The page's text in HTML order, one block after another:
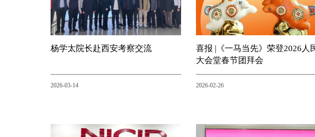
杨学太院长赴西安考察交流
2026-03-14
喜报 |《一马当先》荣登2026人
大会堂春节团拜会
2026-02-26